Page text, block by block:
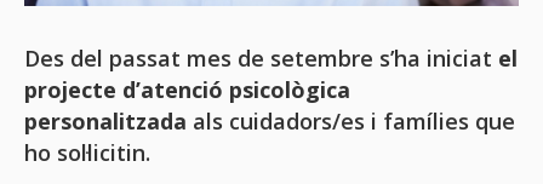
Des del passat mes de setembre s’ha iniciat el
projecte d’atenció psicològica
personalitzada als cuidadors/es i famílies que
ho sol·licitin.